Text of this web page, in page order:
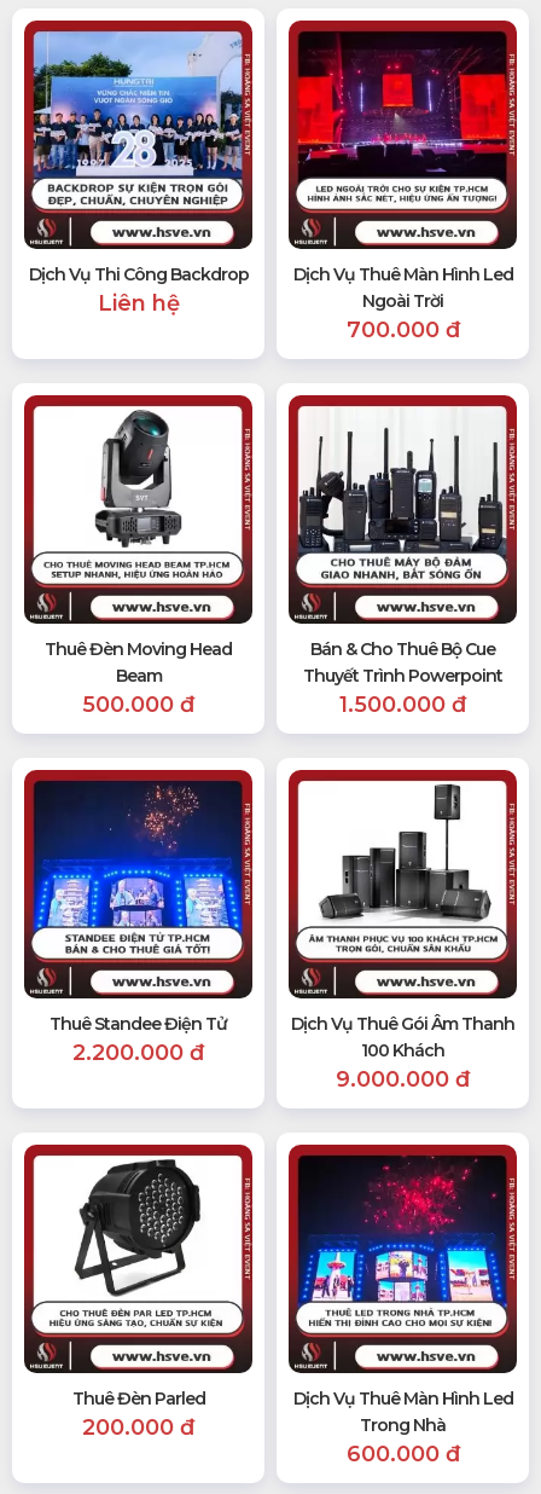
Dịch Vụ Thi Công Backdrop
Liên hệ
Dịch Vụ Thuê Màn Hình Led
Ngoài Trời
700.000 đ
Thuê Đèn Moving Head
Beam
500.000 đ
Bán & Cho Thuê Bộ Cue
Thuyết Trình Powerpoint
1.500.000 đ
Thuê Standee Điện Tử
2.200.000 đ
Dịch Vụ Thuê Gói Âm Thanh
100 Khách
9.000.000 đ
Thuê Đèn Parled
200.000 đ
Dịch Vụ Thuê Màn Hình Led
Trong Nhà
600.000 đ